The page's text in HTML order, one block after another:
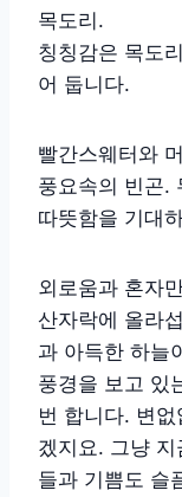
목도리.
칭칭감은 목도
어 둡니다.
빨간스웨터와
풍요속의 빈곤.
따뜻함을 기대
외로움과 혼자
산자락에 올라
과 아득한 하늘
풍경을 보고 있
번 합니다. 변
겠지요. 그냥
들과 기쁨도 슬